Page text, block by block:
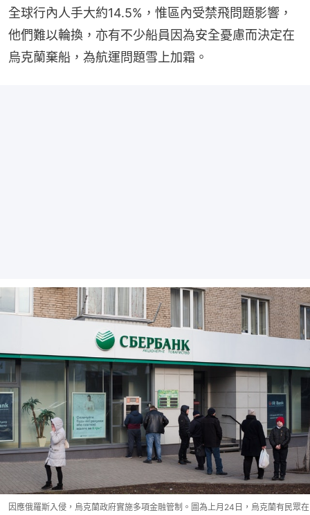
全球行內人手大約14.5%，惟區內受禁飛問題影響，
他們難以輪換，亦有不少船員因為安全憂慮而決定在
烏克蘭棄船，為航運問題雪上加霜。
因應俄羅斯入侵，烏克蘭政府實施多項金融管制。圖為上月24日，烏克蘭有民眾在